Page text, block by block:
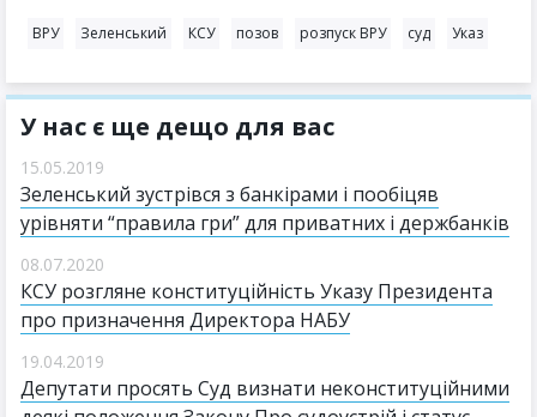
ВРУ Зеленський КСУ позов розпуск ВРУ суд Указ
У нас є ще дещо для вас
15.05.2019
Зеленський зустрівся з банкірами і пообіцяв
урівняти “правила гри” для приватних і держбанків
08.07.2020
КСУ розгляне конституційність Указу Президента
про призначення Директора НАБУ
19.04.2019
Депутати просять Суд визнати неконституційними